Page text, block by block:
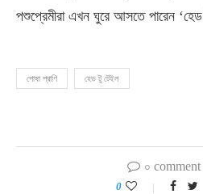
পশুপ্রেমীরা এখন ঘুরে আসতে পারেন
পোষা প্রাণি হেড টু টেইল
০ comment
0